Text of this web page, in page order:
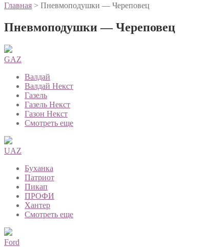
Главная > Пневмоподушки — Череповец
Пневмоподушки — Череповец
GAZ
Валдай
Валдай Некст
Газель
Газель Некст
Газон Некст
Смотреть еще
UAZ
Буханка
Патриот
Пикап
ПРОФИ
Хантер
Смотреть еще
Ford